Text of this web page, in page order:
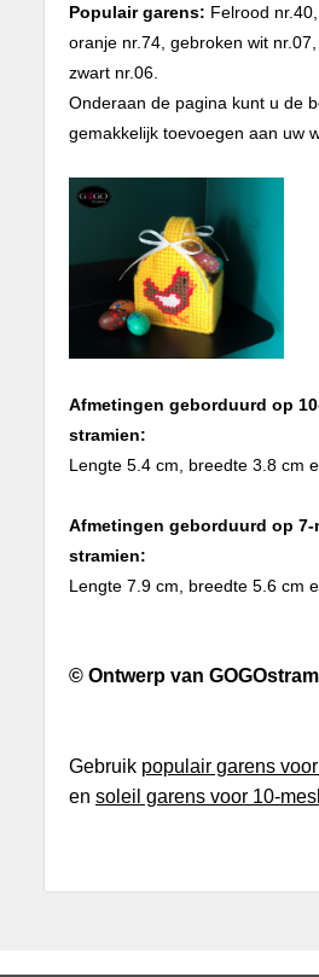
Populair garens: Felrood
oranje nr.74, gebroken wit
zwart nr.06.
Onderaan de pagina kunt u de
gemakkelijk toevoegen aan uw
Afmetingen geborduurd op
stramien:
Lengte 5.4 cm, breedte 3.8 cm
Afmetingen geborduurd op
stramien:
Lengte 7.9 cm, breedte 5.6 cm
© Ontwerp van
Gebruik populair garens
en soleil garens voor 10-